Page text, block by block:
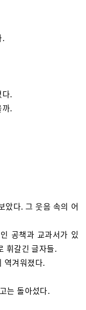
.
다.
까.
았다. 그 웃음 속의 어
공책과 교과서가 있
휘갈긴 글자들.
역겨워졌다.
는 돌아섰다.